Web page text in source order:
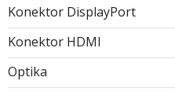
Konektor DisplayPort
Konektor HDMI
Optika